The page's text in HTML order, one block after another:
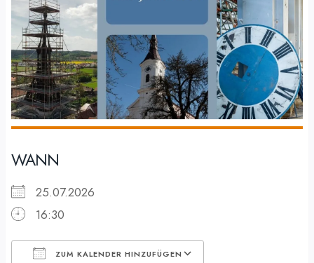
WANN
25.07.2026
16:30
ZUM KALENDER HINZUFÜGEN